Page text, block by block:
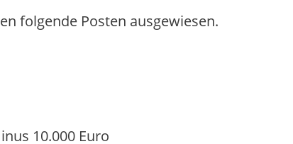
folgende Posten ausgewiesen.
10.000 Euro